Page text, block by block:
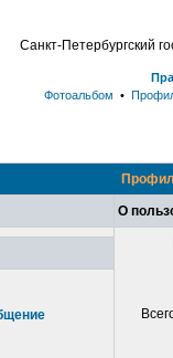
Санкт-Петербургский
Фотоальбом •
О